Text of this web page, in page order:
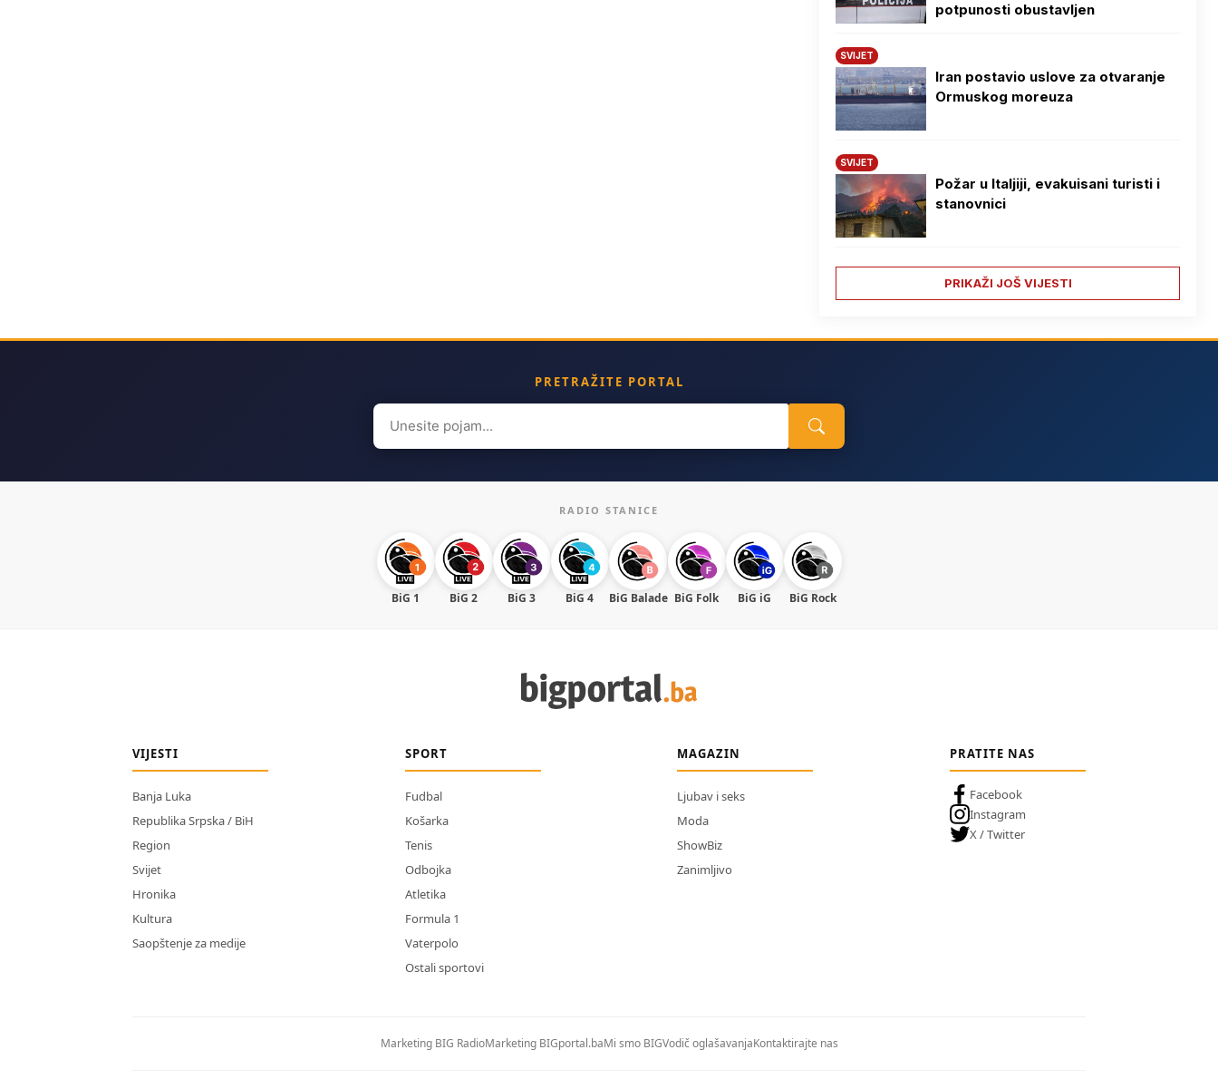
potpunosti obustavljen
SVIJET
Iran postavio uslove za otvaranje
Ormuskog moreuza
SVIJET
Požar u Italjiji, evakuisani turisti i
stanovnici
PRIKAŽI JOŠ VIJESTI
PRETRAŽITE PORTAL
Search
for:
RADIO STANICE
BiG 1 BiG 2 BiG 3 BiG 4 BiG Balade BiG Folk BiG iG BiG Rock
VIJESTI
Banja Luka
Republika Srpska / BiH
Region
Svijet
Hronika
Kultura
Saopštenje za medije
SPORT
Fudbal
Košarka
Tenis
Odbojka
Atletika
Formula 1
Vaterpolo
Ostali sportovi
MAGAZIN
Ljubav i seks
Moda
ShowBiz
Zanimljivo
PRATITE NAS
Facebook
Instagram
X / Twitter
Marketing BIG RadioMarketing BIGportal.baMi smo BIGVodič oglašavanjaKontaktirajte nas